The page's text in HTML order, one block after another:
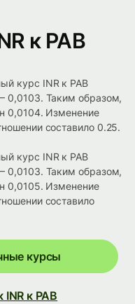
к PAB
курс INR к PAB
0,0103. Таким образом,
0,0104. Изменение
составило 0.25.
курс INR к PAB
0,0103. Таким образом,
0,0105. Изменение
составило
курсы
к PAB